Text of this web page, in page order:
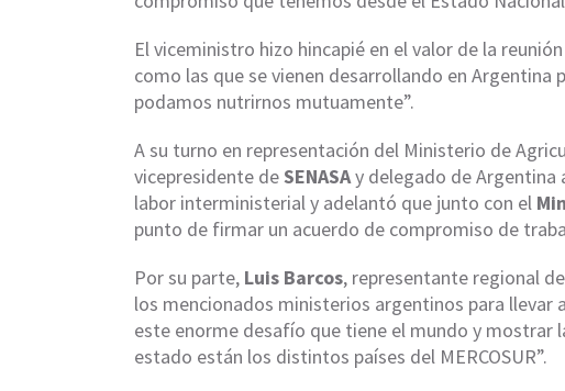
El viceministro hizo hincapié en el valor de la
como las que se vienen desarrollando en Argentina
podamos nutrirnos mutuamente”.
A su turno en representación del Ministerio de
vicepresidente deSENASAy delegado de Argentina
labor interministerial y adelantó que junto con el
punto de firmar un acuerdo de compromiso de
Por su parte, Luis Barcos, representante regional
los mencionados ministerios argentinos para llevar
este enorme desafío que tiene el mundo y mostrar
estado están los distintos países del MERCOSUR”.